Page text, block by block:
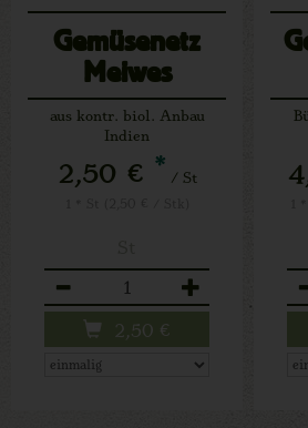
Gemüsenetz
Meiwes
aus kontr. biol. Anbau
Indien
2,50 € * / St
2,50 €